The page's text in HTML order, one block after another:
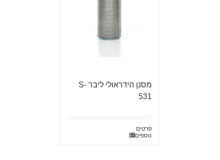
מסנן הידראולי ליבר S-
531
פרטים
נוספים